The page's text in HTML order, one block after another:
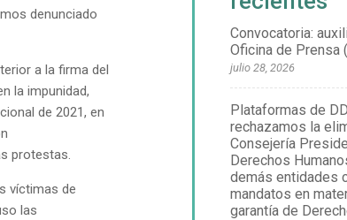
denunciado
a la firma del
la impunidad,
de 2021, en
protestas.
víctimas de
las
Convocatoria:
Oficina de Prensa
julio 28, 2026
Plataformas de
rechazamos la
Consejería
Derechos
demás entidades
mandatos en
garantía de